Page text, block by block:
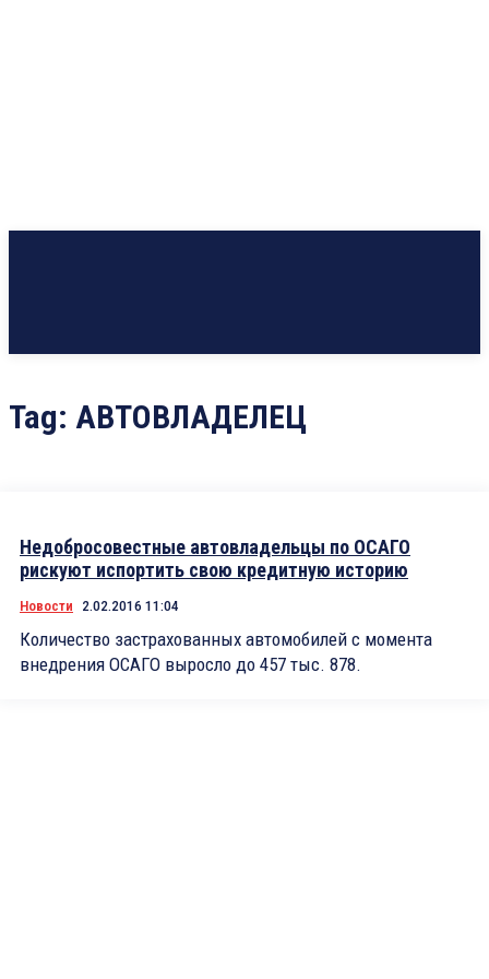
Tag: АВТОВЛАДЕЛЕЦ
Недобросовестные автовладельцы по ОСАГО
рискуют испортить свою кредитную историю
Новости 2.02.2016 11:04
Количество застрахованных автомобилей с момента
внедрения ОСАГО выросло до 457 тыс. 878.